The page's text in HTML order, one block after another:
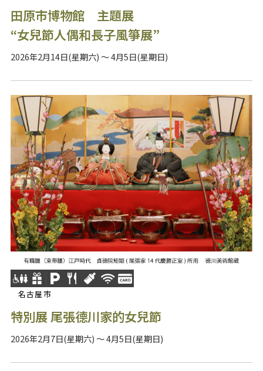
田原市博物館 主題展
“女兒節人偶和長子風箏展”
2026年2月14日(星期六) ～ 4月5日(星期日)
名古屋市
特別展 尾張德川家的女兒節
2026年2月7日(星期六) ～ 4月5日(星期日)